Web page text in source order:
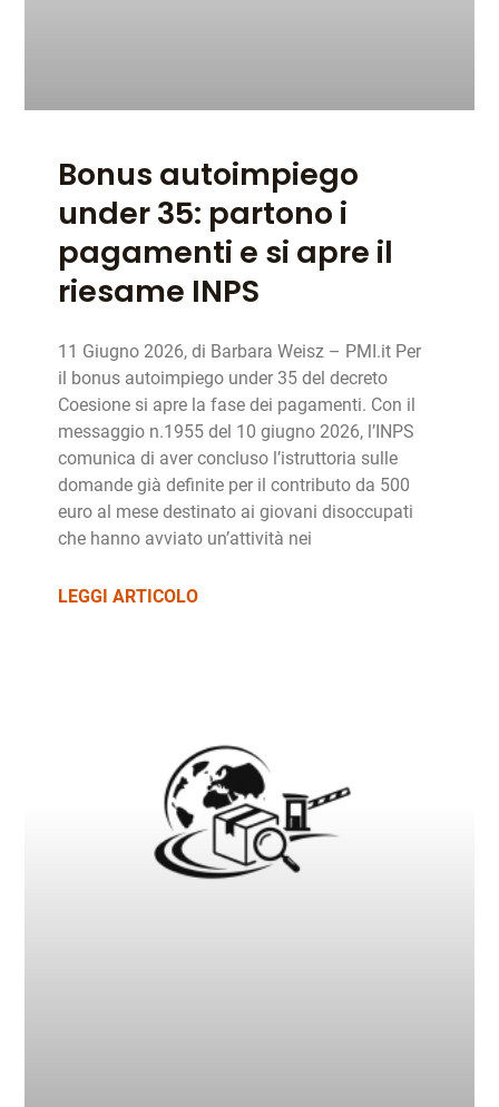
Bonus autoimpiego
under 35: partono i
pagamenti e si apre il
riesame INPS
11 Giugno 2026, di Barbara Weisz – PMI.it Per
il bonus autoimpiego under 35 del decreto
Coesione si apre la fase dei pagamenti. Con il
messaggio n.1955 del 10 giugno 2026, l’INPS
comunica di aver concluso l’istruttoria sulle
domande già definite per il contributo da 500
euro al mese destinato ai giovani disoccupati
che hanno avviato un’attività nei
LEGGI ARTICOLO